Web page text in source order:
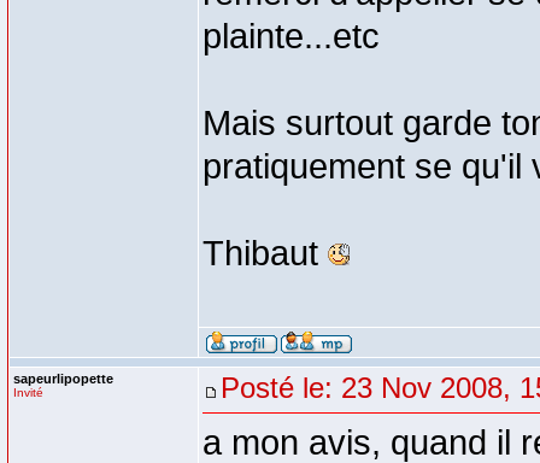
plainte...etc
Mais surtout garde
pratiquement se
Thibaut
sapeurlipopette
Invité Posté le: 23 Nov 2008,
a mon avis, quand il